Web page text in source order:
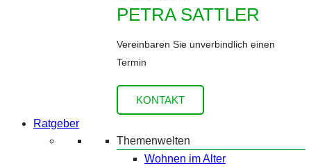
PETRA SATTLER
Vereinbaren Sie unverbindlich einen
Termin
KONTAKT
Ratgeber
Themenwelten
Wohnen im Alter